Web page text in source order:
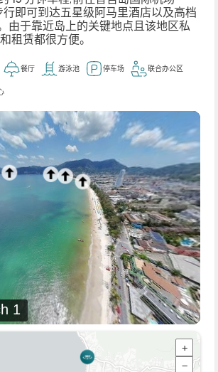
行即可到达五星级阿马里酒店以及高档
由于靠近岛上的关键地点且该地区私
租赁都很方便。
餐厅 游泳池 停车场 联合办公区
1
+
−